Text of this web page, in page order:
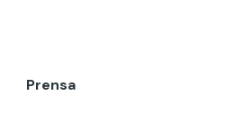
Prensa